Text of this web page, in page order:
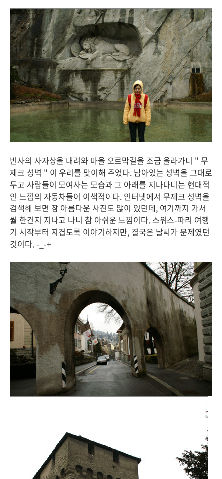
빈사의 사자상을 내려와 마을 오르막길을 조금 올라가니 " 무
제크 성벽 " 이 우리를 맞이해 주었다. 남아있는 성벽을 그대로
두고 사람들이 모여사는 모습과 그 아래를 지나다니는 현대적
인 느낌의 자동차들이 이색적이다. 인터넷에서 무제크 성벽을
검색해 보면 참 아름다운 사진도 많이 있던데, 여기까지 가서
뭘 한건지 지나고 나니 참 아쉬운 느낌이다. 스위스-파리 여행
기 시작부터 지겹도록 이야기하지만, 결국은 날씨가 문제였던
것이다. -_-+